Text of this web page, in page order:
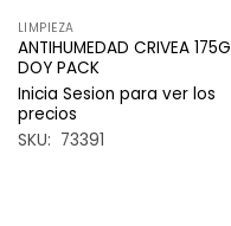
LIMPIEZA
ANTIHUMEDAD CRIVEA 175G
DOY PACK
Inicia Sesion para ver los
precios
SKU: 73391